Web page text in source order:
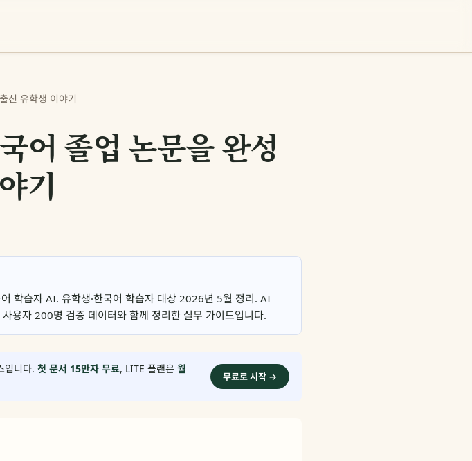
신 유학생 이야기
어 졸업 논문을 완성
기
학습자 AI. 유학생·한국어 학습자 대상 2026년 5월 정리. AI
용자 200명 검증 데이터와 함께 정리한 실무 가이드입니다.
입니다. 첫 문서 15만자 무료, LITE 플랜은 월
무료로 시작 →